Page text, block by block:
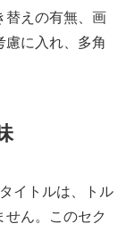
替えの有無、画
慮に入れ、多角
イトルは、トル
せん。このセク